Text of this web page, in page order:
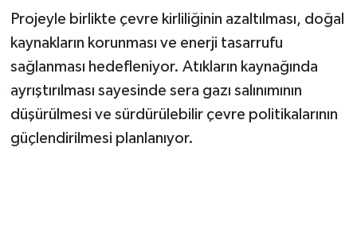
Projeyle birlikte çevre kirliliğinin azaltılması, doğal
kaynakların korunması ve enerji tasarrufu
sağlanması hedefleniyor. Atıkların kaynağında
ayrıştırılması sayesinde sera gazı salınımının
düşürülmesi ve sürdürülebilir çevre politikalarının
güçlendirilmesi planlanıyor.